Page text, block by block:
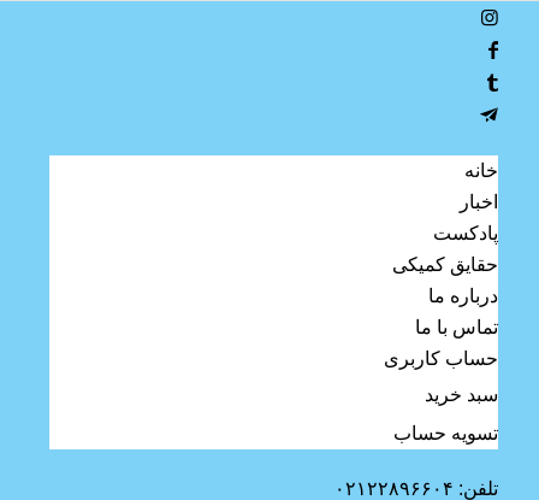
خانه
اخبار
پادکست
حقایق کمیکی
درباره ما
تماس با ما
حساب کاربری
سبد خرید
تسویه حساب
تلفن: ۰۲۱۲۲۸۹۶۶۰۴